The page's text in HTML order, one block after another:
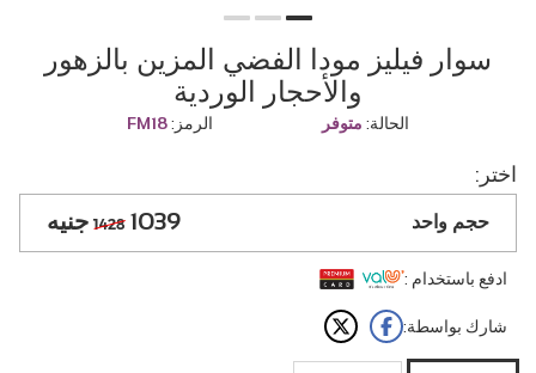
سوار فيليز مودا الفضي المزين بالزهور
والأحجار الوردية
الحالة:متوفر الرمز:FM18
اختر:
حجم واحد 1039
1428
ادفع باستخدام :
شارك بواسطة: